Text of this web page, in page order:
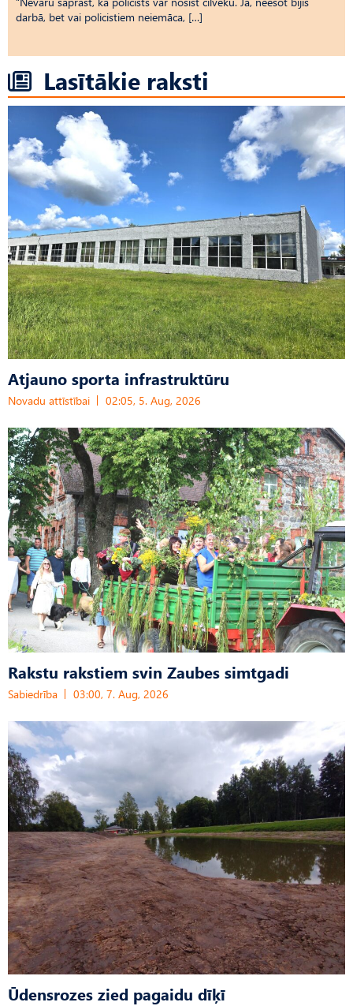
darbā, bet vai policistiem neiemāca, […]
Lasītākie raksti
Atjauno sporta infrastruktūru
Novadu attīstībai 02:05, 5. Aug, 2026
Rakstu rakstiem svin Zaubes simtgadi
Sabiedrība 03:00, 7. Aug, 2026
Ūdensrozes zied pagaidu dīķī